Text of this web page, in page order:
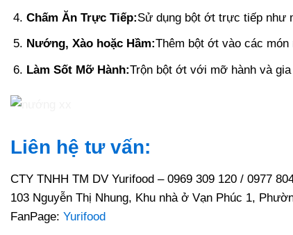
Chấm Ăn Trực Tiếp:Sử dụng bột ớt trực tiếp như
Nướng, Xào hoặc Hầm:Thêm bột ớt vào các
Làm Sốt Mỡ Hành:Trộn bột ớt với mỡ hành và
Liên hệ tư vấn:
CTY TNHH TM DV Yurifood – 0969 309 120 / 0977
103 Nguyễn Thị Nhung, Khu nhà ở Vạn Phúc 1,
FanPage: Yurifood